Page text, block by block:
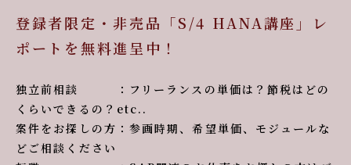
登録者限定・非売品「S/4 HANA講座」レ
ポートを無料進呈中！
独立前相談 ：フリーランスの単価は？節税はどの
くらいできるの？etc..
案件をお探しの方：参画時期、希望単価、モジュールな
どご相談ください